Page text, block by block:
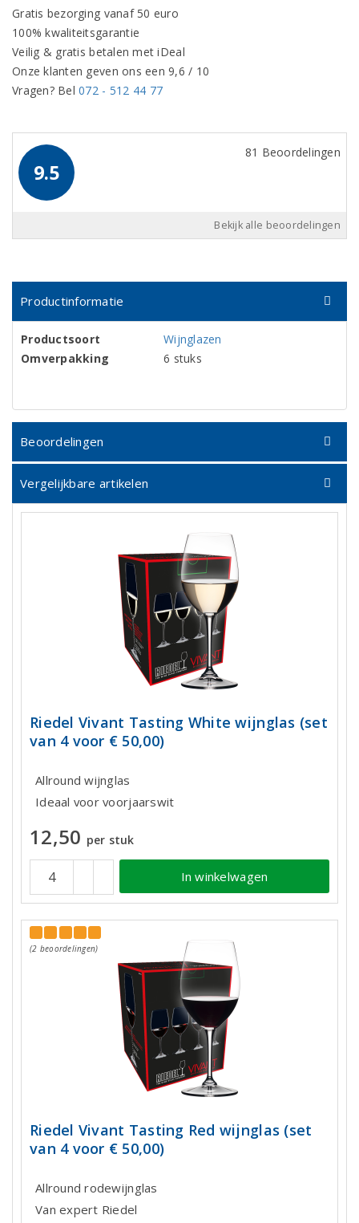
Gratis bezorging vanaf 50 euro
100% kwaliteitsgarantie
Veilig & gratis betalen met iDeal
Onze klanten geven ons een 9,6 / 10
Vragen? Bel072 - 512 44 77
9.5
81 Beoordelingen
Bekijk alle beoordelingen
Productinformatie
Productsoort
Wijnglazen
Omverpakking
6 stuks
Beoordelingen
Vergelijkbare artikelen
Riedel Vivant Tasting White wijnglas (set
van 4 voor € 50,00)
Allround wijnglas
Ideaal voor voorjaarswit
12,50 per stuk
In winkelwagen
(2 beoordelingen)
Riedel Vivant Tasting Red wijnglas (set
van 4 voor € 50,00)
Allround rodewijnglas
Van expert Riedel